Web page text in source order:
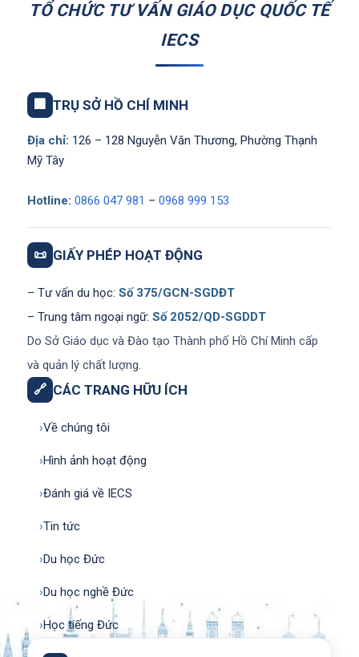
TỔ CHỨC TƯ VẤN GIÁO DỤC QUỐC TẾ
IECS
🏢 TRỤ SỞ HỒ CHÍ MINH
Địa chỉ: 126 – 128 Nguyễn Văn Thương, Phường Thạnh
Mỹ Tây
Hotline: 0866 047 981 – 0968 999 153
📜 GIẤY PHÉP HOẠT ĐỘNG
– Tư vấn du học: Số 375/GCN-SGDĐT
– Trung tâm ngoại ngữ: Số 2052/QD-SGDDT
Do Sở Giáo dục và Đào tạo Thành phố Hồ Chí Minh cấp
và quản lý chất lượng.
🔗 CÁC TRANG HỮU ÍCH
›Về chúng tôi
›Hình ảnh hoạt động
›Đánh giá về IECS
›Tin tức
›Du học Đức
›Du học nghề Đức
›Học tiếng Đức